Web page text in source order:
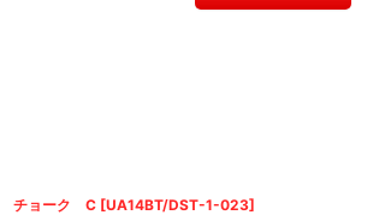
チョーク C [UA14BT/DST-1-023]